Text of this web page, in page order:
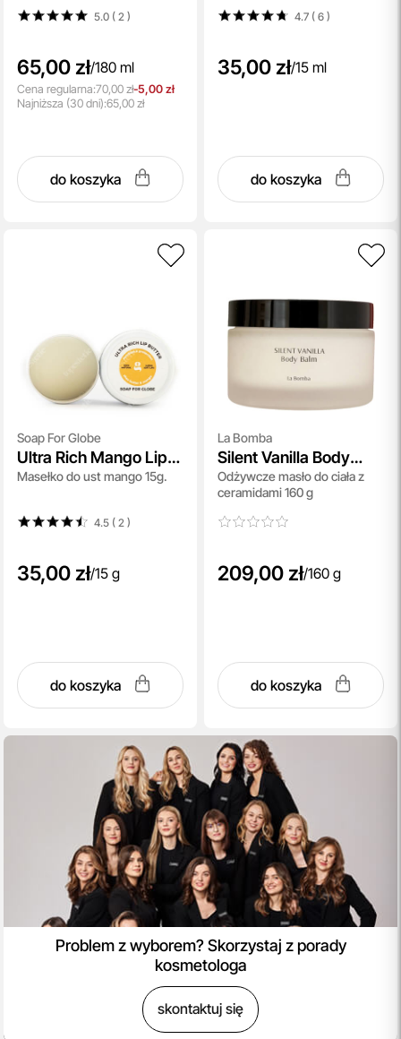
5.0 ( 2 )
65,00 zł/180 ml
Cena regularna:70,00 zł-5,00 zł
Najniższa (30 dni):65,00 zł
do koszyka
4.7 ( 6)
35,00 zł/15 ml
do koszyka
Soap For Globe
Ultra Rich Mango Lip
Butter
Masełko do ust mango 15g.
4.5 ( 2 )
35,00 zł/15 g
do koszyka
La Bomba
Silent Vanilla Body
Balm
Odżywcze masło do ciała z
ceramidami 160 g
209,00 zł/160 g
do koszyka
Problem z wyborem? Skorzystaj z porady
kosmetologa
skontaktuj się